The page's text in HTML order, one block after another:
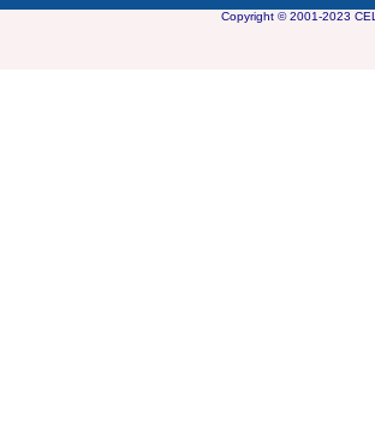
Copyright © 2001-2023